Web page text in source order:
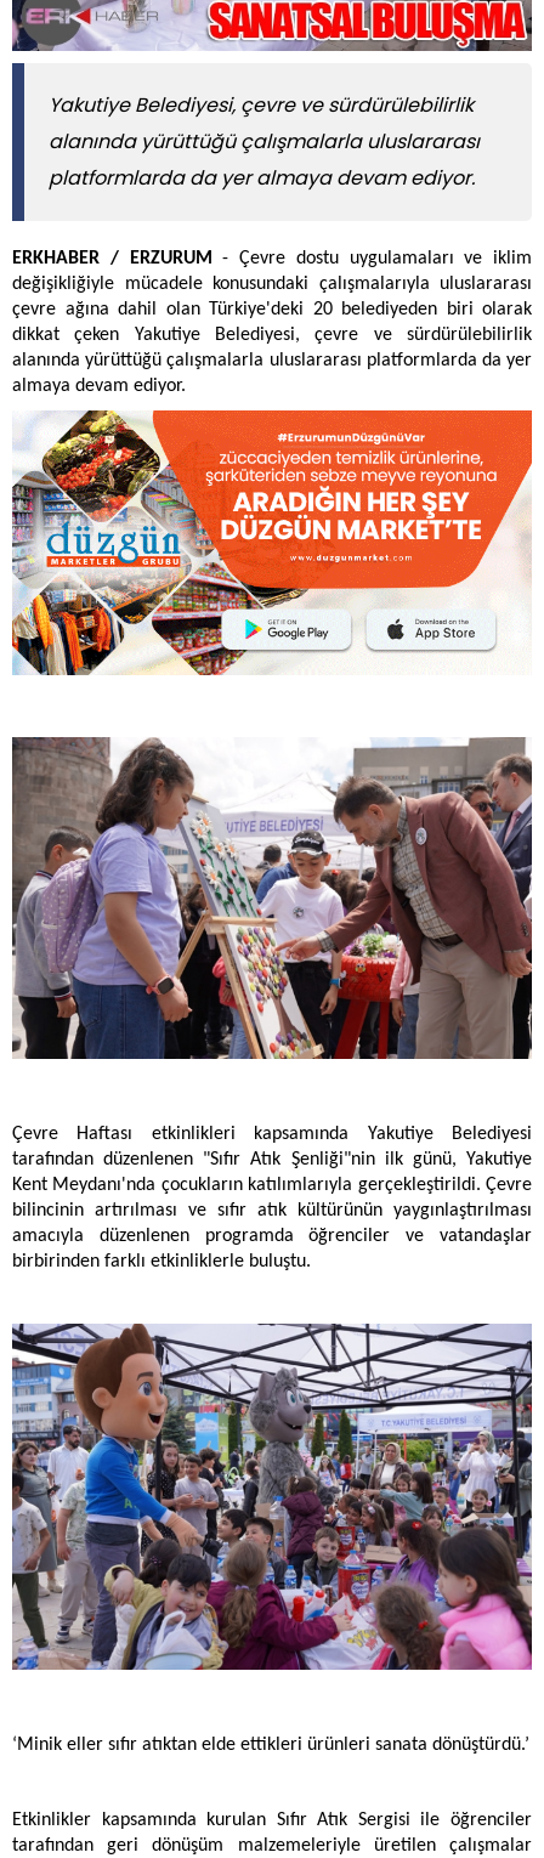
Yakutiye Belediyesi, çevre ve sürdürülebilirlik
alanında yürüttüğü çalışmalarla uluslararası
platformlarda da yer almaya devam ediyor.
ERKHABER / ERZURUM - Çevre dostu uygulamaları ve iklim
değişikliğiyle mücadele konusundaki çalışmalarıyla uluslararası
çevre ağına dahil olan Türkiye'deki 20 belediyeden biri olarak
dikkat çeken Yakutiye Belediyesi, çevre ve sürdürülebilirlik
alanında yürüttüğü çalışmalarla uluslararası platformlarda da yer
almaya devam ediyor.
Çevre Haftası etkinlikleri kapsamında Yakutiye Belediyesi
tarafından düzenlenen "Sıfır Atık Şenliği"nin ilk günü, Yakutiye
Kent Meydanı'nda çocukların katılımlarıyla gerçekleştirildi. Çevre
bilincinin artırılması ve sıfır atık kültürünün yaygınlaştırılması
amacıyla düzenlenen programda öğrenciler ve vatandaşlar
birbirinden farklı etkinliklerle buluştu.
‘Minik eller sıfır atıktan elde ettikleri ürünleri sanata dönüştürdü.’
Etkinlikler kapsamında kurulan Sıfır Atık Sergisi ile öğrenciler
tarafından geri dönüşüm malzemeleriyle üretilen çalışmalar